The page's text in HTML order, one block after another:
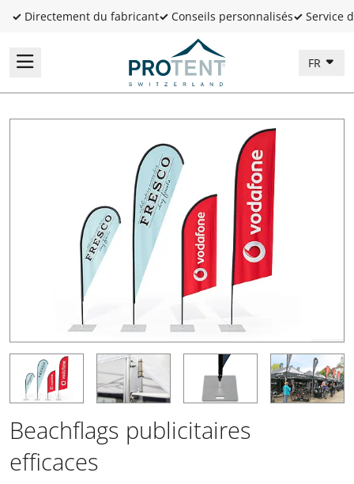
✓ Directement du fabricant✓ Conseils personnalisés✓ Service
FR
Beachflags publicitaires
efficaces